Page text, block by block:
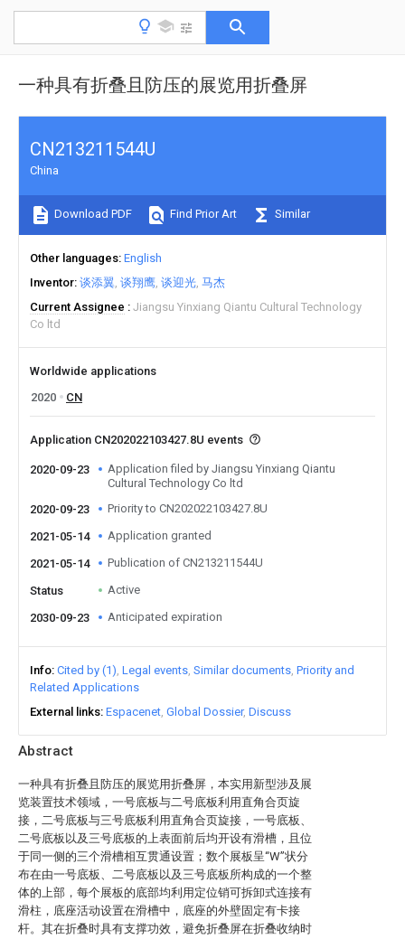
一种具有折叠且防压的展览用折叠屏
Abstract
一种具有折叠且防压的展览用折叠屏，本实用新型涉及展
览装置技术领域，一号底板与二号底板利用直角合页旋
接，二号底板与三号底板利用直角合页旋接，一号底板、
二号底板以及三号底板的上表面前后均开设有滑槽，且位
于同一侧的三个滑槽相互贯通设置；数个展板呈“W”状分
布在由一号底板、二号底板以及三号底板所构成的一个整
体的上部，每个展板的底部均利用定位销可拆卸式连接有
滑柱，底座活动设置在滑槽中，底座的外壁固定有卡接
杆。其在折叠时具有支撑功效，避免折叠屏在折叠收纳时
CN213211544U
China
Download PDF Find Prior Art Similar
Other languages English
Inventor 谈添翼 谈翔鹰 谈迎光 马杰
Current Assignee
Jiangsu Yinxiang Qiantu Cultural Technology
Co ltd
Worldwide applications
2020
CN
Application CN202022103427.8U events
2020-09-23
Application filed by Jiangsu Yinxiang Qiantu
Cultural Technology Co ltd
2020-09-23
Priority to CN202022103427.8U
2021-05-14 Application granted
2021-05-14 Publication of CN213211544U
Status Active
2030-09-23 Anticipated expiration
Info Cited by (1) Legal events Similar documents Priority and
Related Applications
External links Espacenet Global Dossier Discuss